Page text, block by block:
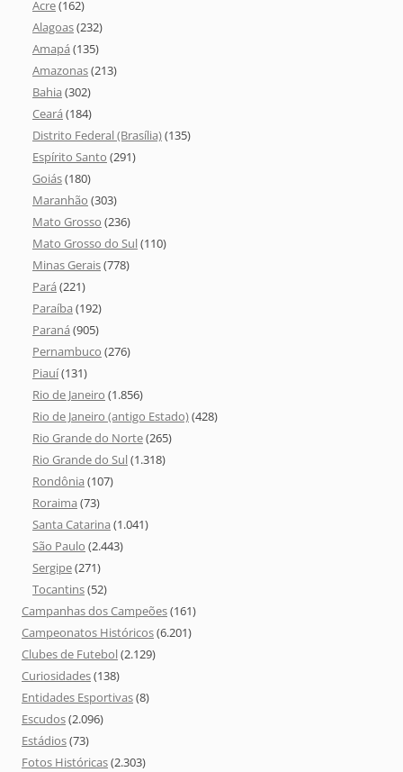
Acre(162)
Alagoas(232)
Amapá (135)
Amazonas(213)
Bahia (302)
Ceará (184)
Distrito Federal (Brasília)(135)
Espírito Santo (291)
Goiás(180)
Maranhão (303)
Mato Grosso (236)
Mato Grosso do Sul(110)
Minas Gerais(778)
Pará (221)
Paraíba (192)
Paraná (905)
Pernambuco (276)
Piauí(131)
Rio de Janeiro (1.856)
Rio de Janeiro (antigo Estado)(428)
Rio Grande do Norte(265)
Rio Grande do Sul(1.318)
Rondônia (107)
Roraima (73)
Santa Catarina (1.041)
São Paulo (2.443)
Sergipe(271)
Tocantins(52)
Campanhas dos Campeões(161)
Campeonatos Históricos(6.201)
Clubes de Futebol(2.129)
Curiosidades(138)
Entidades Esportivas(8)
Escudos(2.096)
Estádios(73)
Fotos Históricas(2.303)